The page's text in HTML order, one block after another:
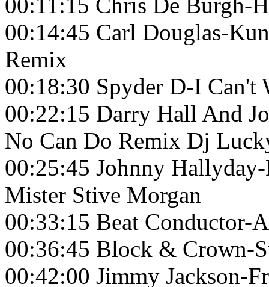
00:11:15 Chris De Burgh-
00:14:45 Carl Douglas-
Remix
00:18:30 Spyder D-I Can't
00:22:15 Darry Hall And
No Can Do Remix Dj
00:25:45 Johnny
Mister Stive Morgan
00:33:15 Beat Conductor-
00:36:45 Block & Crown-
00:42:00 Jimmy Jackson-